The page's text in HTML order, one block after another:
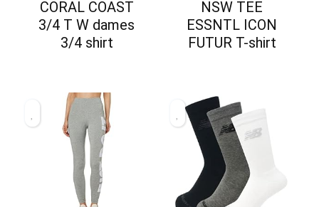
CORAL COAST
3/4 T W dames
3/4 shirt
NSW TEE
ESSNTL ICON
FUTUR T-shirt